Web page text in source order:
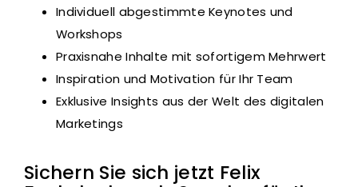
Individuell abgestimmte Keynotes und
Workshops
Praxisnahe Inhalte mit sofortigem Mehrwert
Inspiration und Motivation für Ihr Team
Exklusive Insights aus der Welt des digitalen
Marketings
Sichern Sie sich jetzt Felix